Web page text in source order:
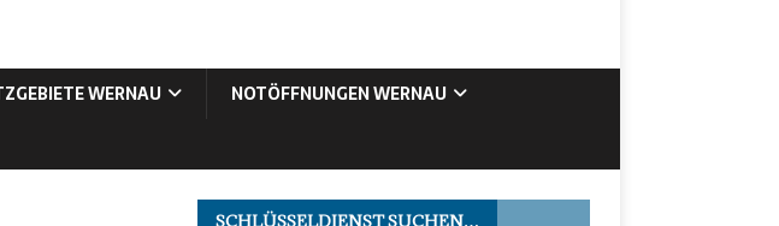
WERNAU
NOTÖFFNUNGEN WERNAU
SCHLÜSSELDIENST SUCHEN…